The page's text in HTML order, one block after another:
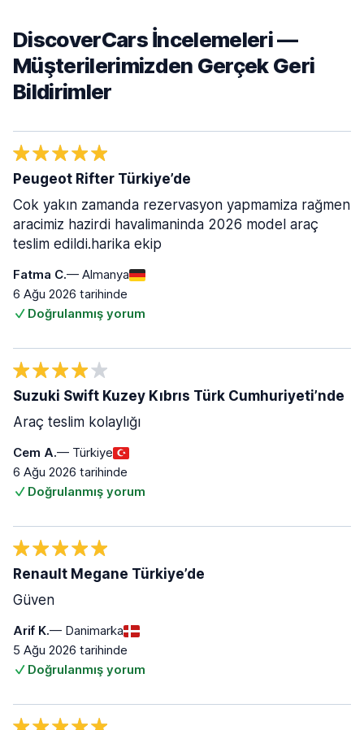
DiscoverCars İncelemeleri —
Müşterilerimizden Gerçek Geri
Bildirimler
Fatma C.— Almanya
6 Ağu 2026 tarihinde
Doğrulanmış yorum
Peugeot Rifter Türkiye’de
Cok yakın zamanda rezervasyon yapmamiza rağmen
aracimiz hazirdi havalimaninda 2026 model araç
teslim edildi.harika ekip
Cem A.— Türkiye
6 Ağu 2026 tarihinde
Doğrulanmış yorum
Suzuki Swift Kuzey Kıbrıs Türk Cumhuriyeti’nde
Araç teslim kolaylığı
Arif K.— Danimarka
5 Ağu 2026 tarihinde
Doğrulanmış yorum
Renault Megane Türkiye’de
Güven